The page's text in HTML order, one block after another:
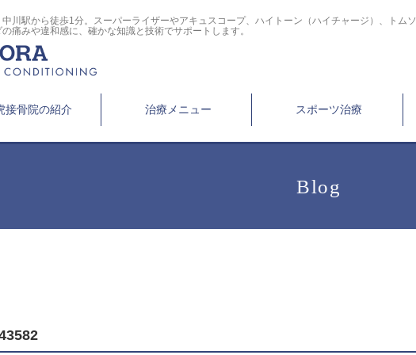
川駅から徒歩1分。スーパーライザーやアキュスコープ、ハイトーン（ハイチャージ）、トムソ
痛みや違和感に、確かな知識と技術でサポートします。
接骨院の紹介 治療メニュー スポーツ治療
Blog